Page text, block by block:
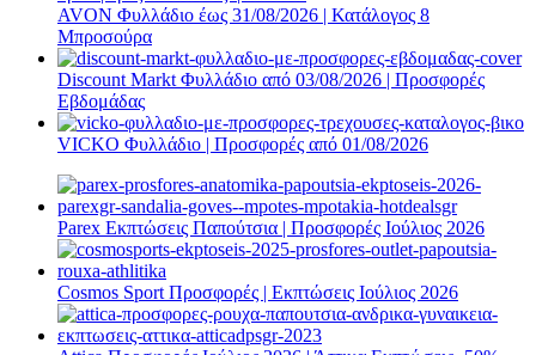
AVON Φυλλάδιο έως 31/08/2026 | Κατάλογος 8
Μπροσούρα
Discount Markt Φυλλάδιο από 03/08/2026 | Προσφορές
Εβδομάδας
VICKO Φυλλάδιο | Προσφορές από 01/08/2026
Parex Εκπτώσεις Παπούτσια | Προσφορές Ιούλιος 2026
Cosmos Sport Προσφορές | Εκπτώσεις Ιούλιος 2026